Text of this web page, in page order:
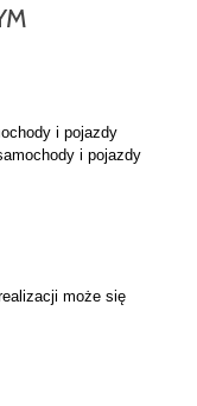
i pojazdy
i pojazdy
może się